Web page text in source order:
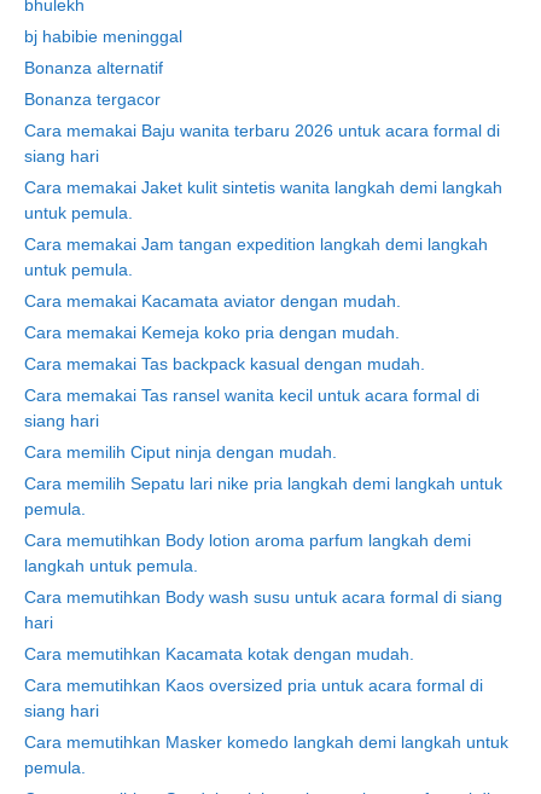
bhulekh
bj habibie meninggal
Bonanza alternatif
Bonanza tergacor
Cara memakai Baju wanita terbaru 2026 untuk acara formal di
siang hari
Cara memakai Jaket kulit sintetis wanita langkah demi langkah
untuk pemula.
Cara memakai Jam tangan expedition langkah demi langkah
untuk pemula.
Cara memakai Kacamata aviator dengan mudah.
Cara memakai Kemeja koko pria dengan mudah.
Cara memakai Tas backpack kasual dengan mudah.
Cara memakai Tas ransel wanita kecil untuk acara formal di
siang hari
Cara memilih Ciput ninja dengan mudah.
Cara memilih Sepatu lari nike pria langkah demi langkah untuk
pemula.
Cara memutihkan Body lotion aroma parfum langkah demi
langkah untuk pemula.
Cara memutihkan Body wash susu untuk acara formal di siang
hari
Cara memutihkan Kacamata kotak dengan mudah.
Cara memutihkan Kaos oversized pria untuk acara formal di
siang hari
Cara memutihkan Masker komedo langkah demi langkah untuk
pemula.